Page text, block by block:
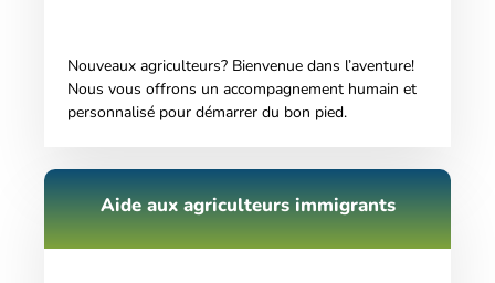
Nouveaux agriculteurs? Bienvenue dans l’aventure!
Nous vous offrons un accompagnement humain et
personnalisé pour démarrer du bon pied.
Aide aux agriculteurs immigrants